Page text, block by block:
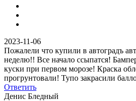
2023-11-06
Пожалели что купили в автоградъ
неделю!! Все начало ссыпатся!
куски при первом морозе! Краска
прогрунтовали! Тупо закрасили
Ответить
Денис Бледный